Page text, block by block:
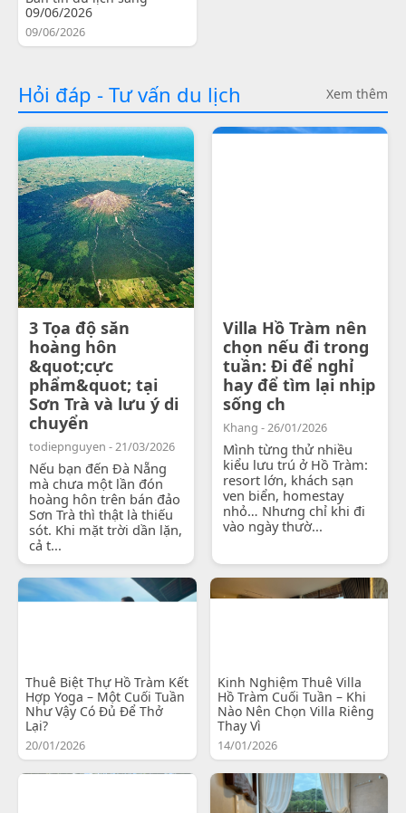
09/06/2026
09/06/2026
Hỏi đáp - Tư vấn du lịch Xem thêm
3 Tọa độ săn
hoàng hôn
&quot;cực
phẩm&quot; tại
Sơn Trà và lưu ý di
chuyển
todiepnguyen - 21/03/2026
Nếu bạn đến Đà Nẵng
mà chưa một lần đón
hoàng hôn trên bán đảo
Sơn Trà thì thật là thiếu
sót. Khi mặt trời dần lặn,
cả t...
Villa Hồ Tràm nên
chọn nếu đi trong
tuần: Đi để nghỉ
hay để tìm lại nhịp
sống ch
Khang - 26/01/2026
Mình từng thử nhiều
kiểu lưu trú ở Hồ Tràm:
resort lớn, khách sạn
ven biển, homestay
nhỏ… Nhưng chỉ khi đi
vào ngày thườ...
Thuê Biệt Thự Hồ Tràm Kết
Hợp Yoga – Một Cuối Tuần
Như Vậy Có Đủ Để Thở
Lại?
20/01/2026
Kinh Nghiệm Thuê Villa
Hồ Tràm Cuối Tuần – Khi
Nào Nên Chọn Villa Riêng
Thay Vì
14/01/2026